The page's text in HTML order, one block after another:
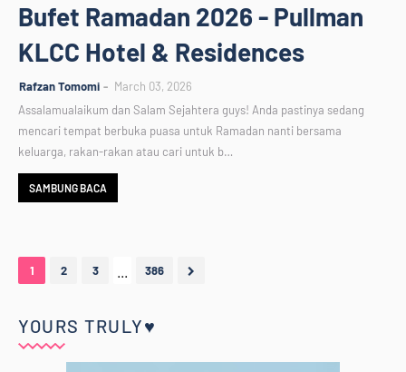
Bufet Ramadan 2026 - Pullman
KLCC Hotel & Residences
Rafzan Tomomi
March 03, 2026
Assalamualaikum dan Salam Sejahtera guys! Anda pastinya sedang
mencari tempat berbuka puasa untuk Ramadan nanti bersama
keluarga, rakan-rakan atau cari untuk b…
SAMBUNG BACA
1 2 3 386
YOURS TRULY♥